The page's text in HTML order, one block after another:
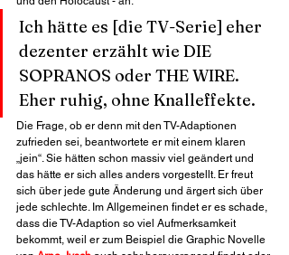
Ich hätte es [die TV-Serie] eher
dezenter erzählt wie DIE
SOPRANOS oder THE WIRE.
Eher ruhig, ohne Knalleffekte.
Die Frage, ob er denn mit den TV-Adaptionen
zufrieden sei, beantwortete er mit einem klaren
„jein“. Sie hätten schon massiv viel geändert und
das hätte er sich alles anders vorgestellt. Er freut
sich über jede gute Änderung und ärgert sich über
jede schlechte. Im Allgemeinen findet er es schade,
dass die TV-Adaption so viel Aufmerksamkeit
bekommt, weil er zum Beispiel die Graphic Novelle